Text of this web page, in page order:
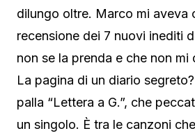
dilungo oltre. Marco mi aveva
recensione dei 7 nuovi inediti
non se la prenda e che non mi
La pagina di un diario
palla “Lettera a G.”, che
un singolo. È tra le canzoni